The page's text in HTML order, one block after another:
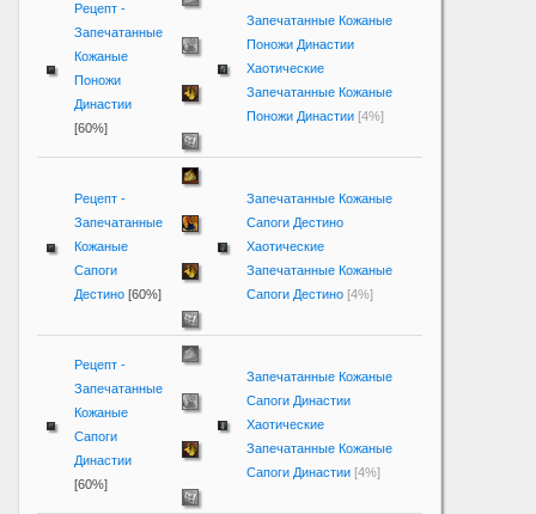
Рецепт -
Запечатанные
Кожаные
Поножи
Династии
[60%]
Запечатанные Кожаные
Поножи Династии
Хаотические
Запечатанные Кожаные
Поножи Династии [4%]
Рецепт -
Запечатанные
Кожаные
Сапоги
Дестино [60%]
Запечатанные Кожаные
Сапоги Дестино
Хаотические
Запечатанные Кожаные
Сапоги Дестино [4%]
Рецепт -
Запечатанные
Кожаные
Сапоги
Династии
[60%]
Запечатанные Кожаные
Сапоги Династии
Хаотические
Запечатанные Кожаные
Сапоги Династии [4%]